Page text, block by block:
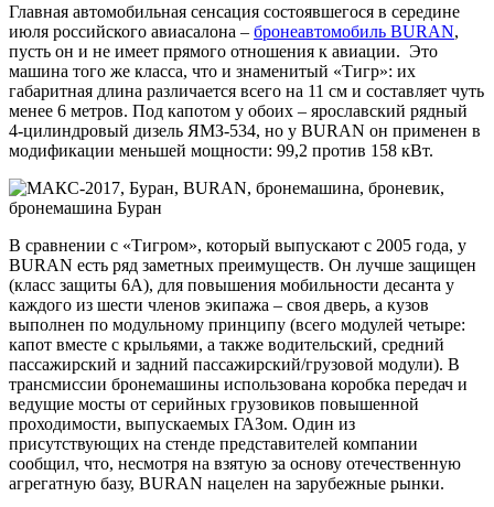
Главная автомобильная сенсация состоявшегося в середине
июля российского авиасалона – бронеавтомобиль BURAN,
пусть он и не имеет прямого отношения к авиации. Это
машина того же класса, что и знаменитый «Тигр»: их
габаритная длина различается всего на 11 см и составляет чуть
менее 6 метров. Под капотом у обоих – ярославский рядный
4-цилиндровый дизель ЯМЗ-534, но у BURAN он применен в
модификации меньшей мощности: 99,2 против 158 кВт.
В сравнении с «Тигром», который выпускают с 2005 года, у
BURAN есть ряд заметных преимуществ. Он лучше защищен
(класс защиты 6А), для повышения мобильности десанта у
каждого из шести членов экипажа – своя дверь, а кузов
выполнен по модульному принципу (всего модулей четыре:
капот вместе с крыльями, а также водительский, средний
пассажирский и задний пассажирский/грузовой модули). В
трансмиссии бронемашины использована коробка передач и
ведущие мосты от серийных грузовиков повышенной
проходимости, выпускаемых ГАЗом. Один из
присутствующих на стенде представителей компании
сообщил, что, несмотря на взятую за основу отечественную
агрегатную базу, BURAN нацелен на зарубежные рынки.